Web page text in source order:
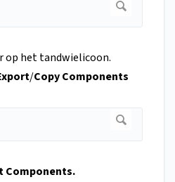
op het tandwielicoon.
/Copy Components
Components.